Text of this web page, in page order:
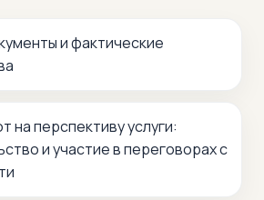
и фактические
на перспективу услуги:
и участие в переговорах с